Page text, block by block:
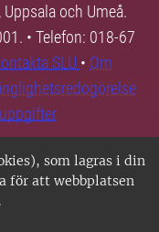
som lagras i din
för att webbplatsen
och Umeå.
• Telefon: 018-67
SLU • Om